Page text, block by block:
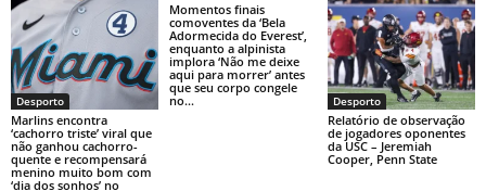
Desporto
Marlins encontra
‘cachorro triste’ viral que
não ganhou cachorro-
quente e recompensará
menino muito bom com
‘dia dos sonhos’ no
Momentos finais
comoventes da ‘Bela
Adormecida do Everest’,
enquanto a alpinista
implora ‘Não me deixe
aqui para morrer’ antes
que seu corpo congele
no...
Desporto
Relatório de observação
de jogadores oponentes
da USC – Jeremiah
Cooper, Penn State